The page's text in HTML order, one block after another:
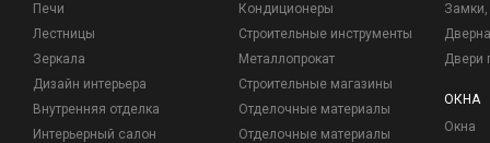
Печи
Лестницы
Зеркала
Дизайн интерьера
Внутренняя отделка
Интерьерный салон
Кондиционеры
Строительные инструменты
Металлопрокат
Строительные магазины
Отделочные материалы
Отделочные материалы
Замки,
Двери
ОКНА
Окна